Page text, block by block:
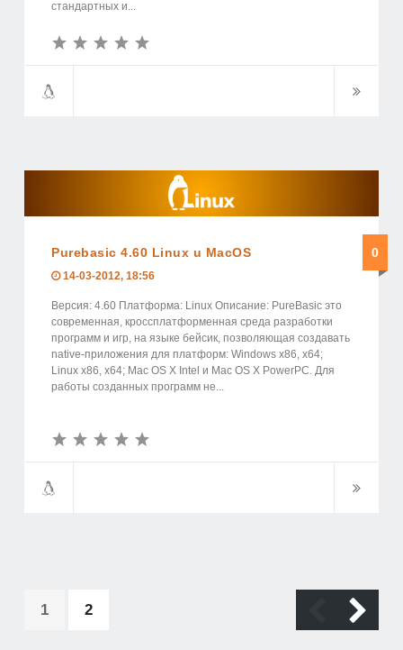
стандартных и...
Purebasic 4.60 Linux u MacOS 0
14-03-2012, 18:56
Версия: 4.60 Платформа: Linux Описание: PureBasic это
современная, кроссплатформенная среда разработки
программ и игр, на языке бейсик, позволяющая создавать
native-приложения для платформ: Windоws x86, x64;
Linuх x86, x64; Maс ОS X Intеl и Mаc ОS Х PоwеrPС. Для
работы созданных программ не...
1 2